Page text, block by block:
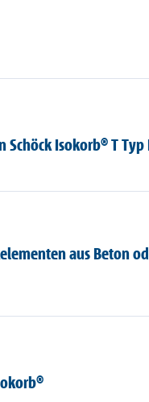
Isokorb® T Typ
aus Beton